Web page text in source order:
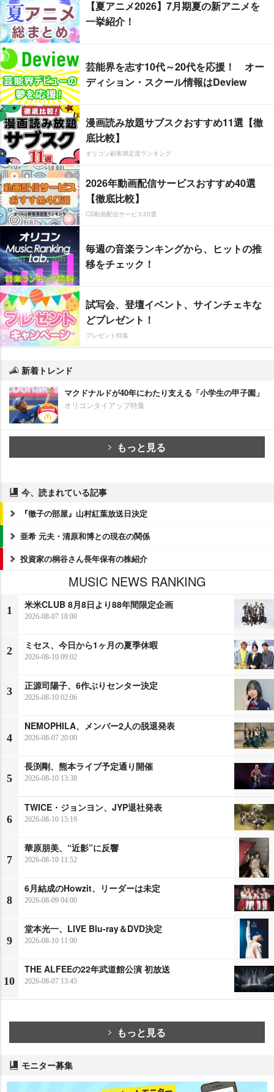
【夏アニメ2026】7月期夏の新アニメを
一挙紹介！
芸能界を志す10代～20代を応援！ オー
ディション・スクール情報はDeview
漫画読み放題サブスクおすすめ11選【徹
底比較】
オリコン顧客満足度ランキング
2026年動画配信サービスおすすめ40選
【徹底比較】
CS動画配信サービス20選
毎週の音楽ランキングから、ヒットの推
移をチェック！
試写会、登壇イベント、サインチェキな
どプレゼント！
プレゼント特集
新着トレンド
マクドナルドが40年にわたり支える「小学生の甲子園」
オリコンタイアップ特集
もっと見る
今、読まれている記事
『徹子の部屋』山村紅葉放送日決定
亜希 元夫・清原和博との現在の関係
投資家の桐谷さん長年保有の株紹介
MUSIC NEWS RANKING
1
米米CLUB 8月8日より88年間限定企画
2026-08-07 18:00
2
ミセス、今日から1ヶ月の夏季休暇
2026-08-10 09:02
3
正源司陽子、6作ぶりセンター決定
2026-08-10 02:06
4
NEMOPHILA、メンバー2人の脱退発表
2026-08-07 20:00
5
長渕剛、熊本ライブ予定通り開催
2026-08-10 13:38
6
TWICE・ジョンヨン、JYP退社発表
2026-08-10 15:19
7
華原朋美、“近影”に反響
2026-08-10 11:52
8
6月結成のHowzit、リーダーは未定
2026-08-09 04:00
9
堂本光一、LIVE Blu-ray＆DVD決定
2026-08-10 11:00
10
THE ALFEEの22年武道館公演 初放送
2026-08-07 13:45
もっと見る
モニター募集